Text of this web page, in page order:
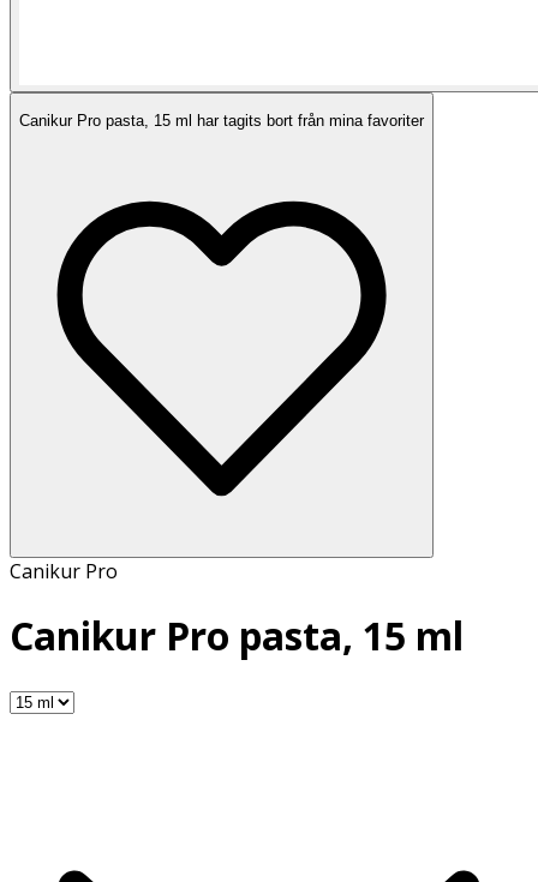
Canikur Pro pasta, 15 ml har tagits bort från mina favoriter
Canikur Pro
Canikur Pro pasta, 15 ml